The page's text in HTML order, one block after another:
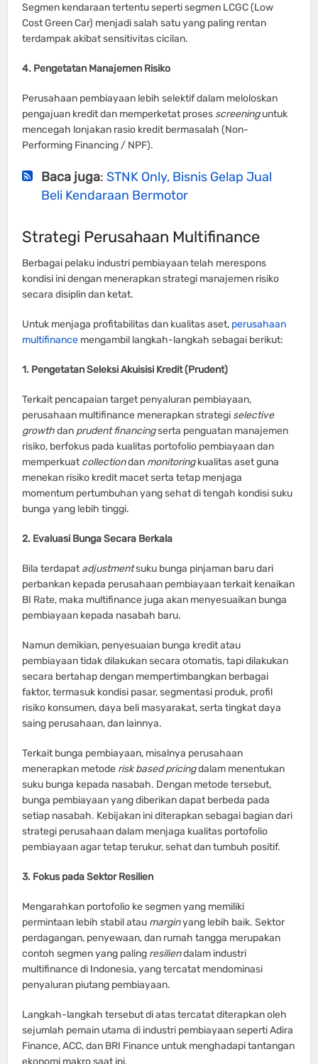
Segmen kendaraan tertentu seperti segmen LCGC (Low
Cost Green Car) menjadi salah satu yang paling rentan
terdampak akibat sensitivitas cicilan.
4. Pengetatan Manajemen Risiko
Perusahaan pembiayaan lebih selektif dalam meloloskan
pengajuan kredit dan memperketat proses screeninguntuk
mencegah lonjakan rasio kredit bermasalah (Non-
Performing Financing / NPF).
Baca juga:STNK Only, Bisnis Gelap Jual
Beli Kendaraan Bermotor
Strategi Perusahaan Multifinance
Berbagai pelaku industri pembiayaan telah merespons
kondisi ini dengan menerapkan strategi manajemen risiko
secara disiplin dan ketat.
Untuk menjaga profitabilitas dan kualitas aset, perusahaan
multifinance mengambil langkah-langkah sebagai berikut:
1. Pengetatan Seleksi Akuisisi Kredit (Prudent)
Terkait pencapaian target penyaluran pembiayaan,
perusahaan multifinance menerapkan strategi selective
growthdan prudent financingserta penguatan manajemen
risiko, berfokus pada kualitas portofolio pembiayaan dan
memperkuatcollectiondan monitoringkualitas aset guna
menekan risiko kredit macet serta tetap menjaga
momentum pertumbuhan yang sehat di tengah kondisi suku
bunga yang lebih tinggi.
2. Evaluasi Bunga Secara Berkala
Bila terdapatadjustmentsuku bunga pinjaman baru dari
perbankan kepada perusahaan pembiayaan terkait kenaikan
BI Rate, maka multifinance juga akan menyesuaikan bunga
pembiayaan kepada nasabah baru.
Namun demikian, penyesuaian bunga kredit atau
pembiayaan tidak dilakukan secara otomatis, tapi dilakukan
secara bertahap dengan mempertimbangkan berbagai
faktor, termasuk kondisi pasar, segmentasi produk, profil
risiko konsumen, daya beli masyarakat, serta tingkat daya
saing perusahaan, dan lainnya.
Terkait bunga pembiayaan, misalnya perusahaan
menerapkan metode risk based pricingdalam menentukan
suku bunga kepada nasabah. Dengan metode tersebut,
bunga pembiayaan yang diberikan dapat berbeda pada
setiap nasabah. Kebijakan ini diterapkan sebagai bagian dari
strategi perusahaan dalam menjaga kualitas portofolio
pembiayaan agar tetap terukur, sehat dan tumbuh positif.
3. Fokus pada Sektor Resilien
Mengarahkan portofolio ke segmen yang memiliki
permintaan lebih stabil atau marginyang lebih baik. Sektor
perdagangan, penyewaan, dan rumah tangga merupakan
contoh segmen yang paling resiliendalam industri
multifinance di Indonesia, yang tercatat mendominasi
penyaluran piutang pembiayaan.
Langkah-langkah tersebut di atas tercatat diterapkan oleh
sejumlah pemain utama di industri pembiayaan seperti Adira
Finance, ACC, dan BRI Finance untuk menghadapi tantangan
ekonomi makro saat ini.